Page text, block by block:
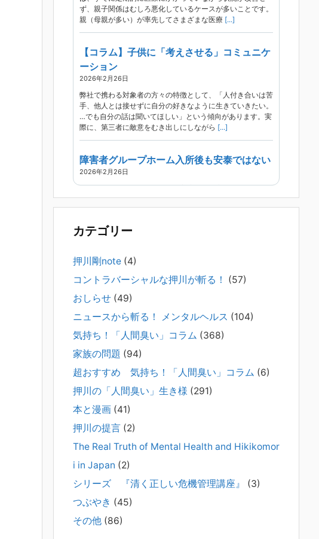
ず、親子関係はむしろ悪化しているケースが多いことです。
親（母親が多い）が率先してさまざまな医療 [...]
【コラム】子供に「考えさせる」コミュニケ
ーション
2026年2月26日
弊社で携わる対象者の方々の特徴として、「人付き合いは苦
手、他人とは接せずに自分の好きなように生きていきたい。
…でも自分の話は聞いてほしい」という傾向があります。実
際に、第三者に敵意をむき出しにしながら [...]
障害者グループホーム入所後も安泰ではない
2026年2月26日
現在、精神科病院は早期退院が主流です。家族での受け入れ
や一人暮らしは難しく、かといって本人が施設入所を拒んで
いる（つまり行き先が見つかっていない）ような場合でも、
精神科から「退院できます」と言われた家族
へ──退院後の安全設計
2026年2月21日
通常価格 2,980円 → 今だけ 1,480円（50％OFF）こちらのn
援の現場で行なってきた実務対応を、家族向けに整理してい
#042 精神疾患の子どもと健全なコミュニ
ケーションがとれない（母娘編）。
2025年8月17日
弊社は、病識のない重篤な精神疾患を抱えるご家族からのご
相談を受け、長年にわたり精神科医療へのアクセスの仕方や
問題解決に取り組んでまいりました。しかし現実には、精神
疾患が疑われる当人に病識がない場合、家
#041 将来を案じる「きょうだい」必見②
きょうだいに精神疾患が疑われる家族がい
て、家族間トラブルで困っている方へ
2025年8月11日
長年問題解決に至らない家族のパターンのうち、弊社の相談
カテゴリー
押川剛note (4)
コントラバーシャルな押川が斬る！
(57)
おしらせ (49)
ニュースから斬る！ メンタルヘルス (104)
気持ち！「人間臭い」コラム (368)
家族の問題 (94)
超おすすめ 気持ち！「人間臭い」コラム (6)
押川の「人間臭い」生き様 (291)
本と漫画 (41)
押川の提言 (2)
The Real Truth of Mental Health and Hikikomor
i in Japan (2)
シリーズ 『清く正しい危機管理講座』
(3)
つぶやき (45)
その他 (86)